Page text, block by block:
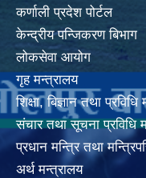
कर्णाली प्रदेश पोर्टल
केन्द्रीय पन्जिकरण बिभाग
लोकसेवा आयोग
गृह मन्त्रालय
शिक्षा, बिज्ञान तथा
संचार तथा सूचना प्रविधि
प्रधान मन्त्रि तथा
अर्थ मन्त्रालय